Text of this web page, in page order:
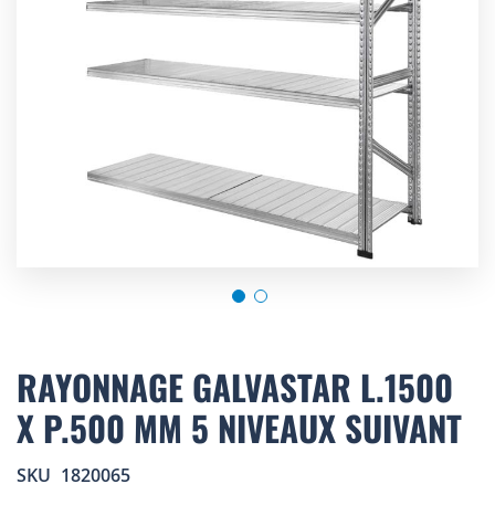
to
the
beginning
of
images
RAYONNAGE GALVASTAR L.1500
X P.500 MM 5 NIVEAUX SUIVANT
SKU 1820065